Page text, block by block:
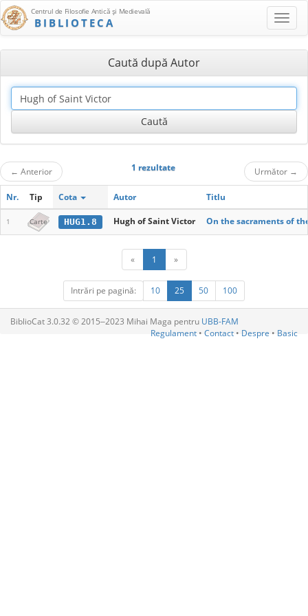
Centrul de Filosofie Antică şi Medievală
BIBLIOTECA
Caută după Autor
← Anterior 1 rezultate Următor →
Nr. Tip Cota Autor Titlu
1 Carte HUG1.8 Hugh of Saint Victor On the sacraments of
« 1 »
Intrări pe pagină: 10 25 50 100
BiblioCat 3.0.32 © 2015‒2023 Mihai Maga pentru UBB-FAM
Regulament • Contact • Despre • Basic